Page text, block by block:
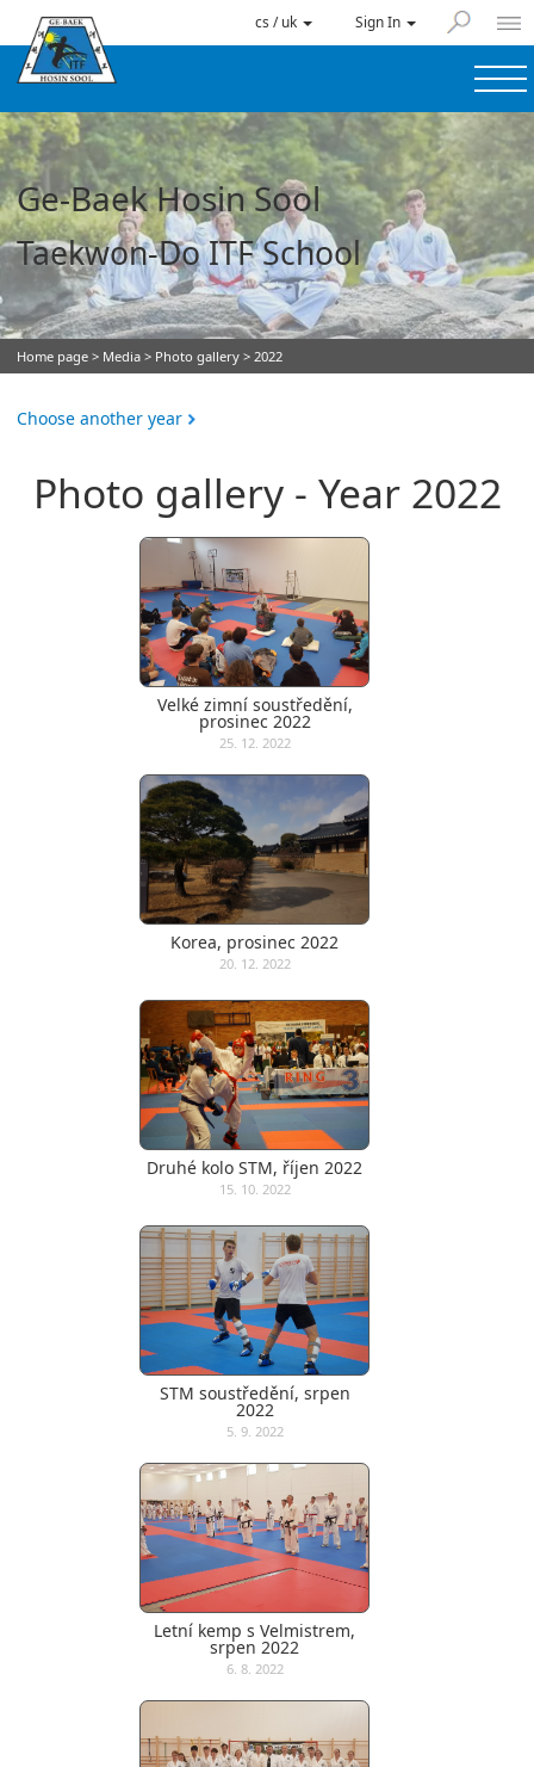
cs / uk Sign In
Ge-Baek Hosin Sool
Taekwon-Do ITF School
Home page > Media > Photo gallery > 2022
Choose another year
Photo gallery - Year 2022
Velké zimní soustředění,
prosinec 2022
25. 12. 2022
Korea, prosinec 2022
20. 12. 2022
Druhé kolo STM, říjen 2022
15. 10. 2022
STM soustředění, srpen
2022
5. 9. 2022
Letní kemp s Velmistrem,
srpen 2022
6. 8. 2022